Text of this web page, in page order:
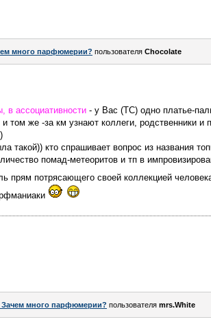
много парфюмерии? пользователя Chocolate
ассоциативности - у Вас (ТС) одно платье-
том же -за км узнают коллеги, родственники и
такой)) кто спрашивает вопрос из названия
помад-метеоритов и тп в
прям потрясающего своей коллекцией
Зачем много парфюмерии? пользователя mrs.White